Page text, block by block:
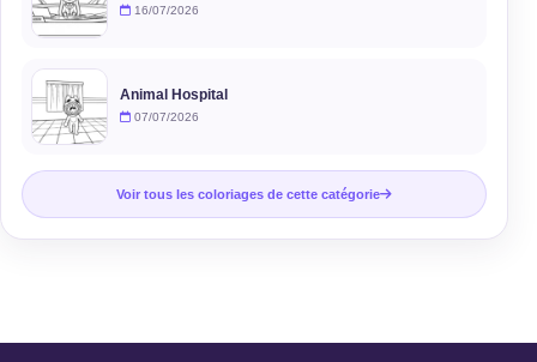
16/07/2026
Animal Hospital
07/07/2026
Voir tous les coloriages de cette catégorie